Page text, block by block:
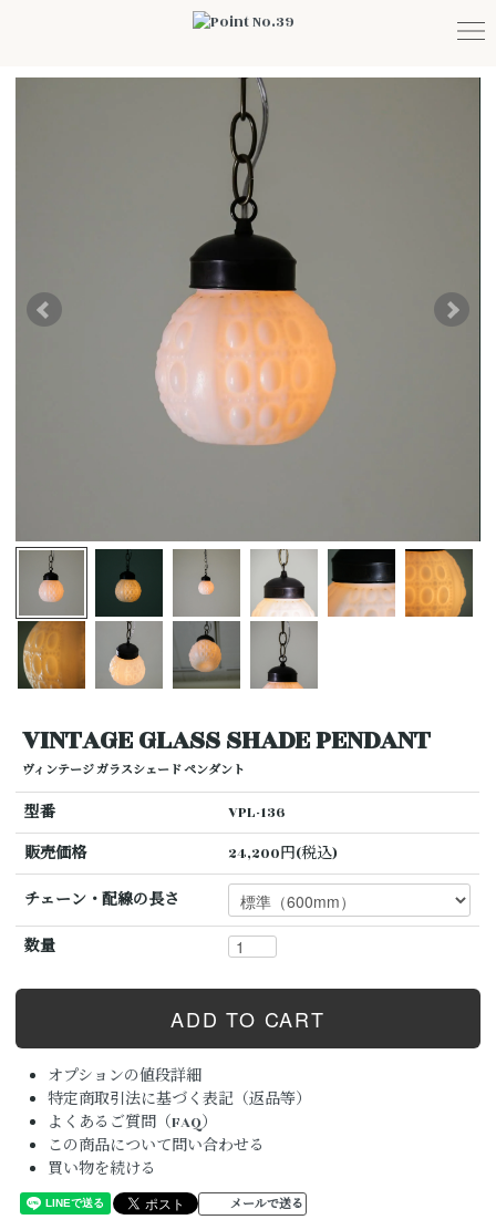
VINTAGE GLASS SHADE PENDANT
ヴィンテージ ガラスシェード ペンダント
型番
VPL-136
販売価格
24,200円(税込)
チェーン・配線の長さ
数量
オプションの値段詳細
特定商取引法に基づく表記（返品等）
よくあるご質問（FAQ）
この商品について問い合わせる
買い物を続ける
メールで送る